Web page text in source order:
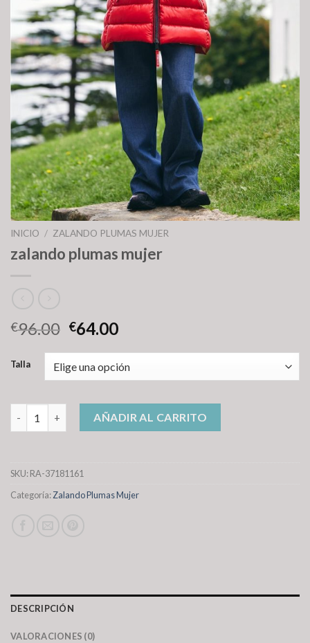
INICIO / ZALANDO PLUMAS MUJER
zalando plumas mujer
€96.00 €64.00
Talla
zalando plumas mujer cantidadAÑADIR AL CARRITO
SKU:RA-37181161
Categoría:Zalando Plumas Mujer
DESCRIPCIÓN
VALORACIONES (0)